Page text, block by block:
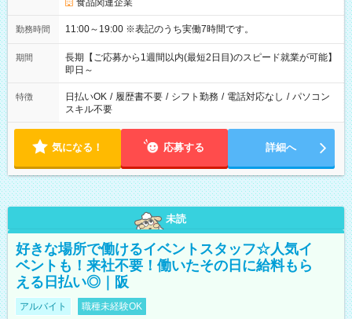
食品関連企業
勤務時間 11:00～19:00 ※表記のうち実働7時間です。
期間
長期【ご応募から1週間以内(最短2日目)のスピード就業が可能】
即日～
特徴 日払いOK / 履歴書不要 / シフト勤務 / 電話対応なし / パソコン
スキル不要
気になる！ 応募する 詳細へ
未読
好きな場所で働けるイベントスタッフ☆人気イ
ベントも！来社不要！働いたその日に給料もら
える日払い◎｜阪
アルバイト 職種未経験OK